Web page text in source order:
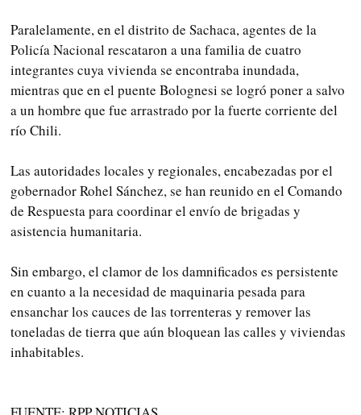
Paralelamente, en el distrito de Sachaca, agentes de la
Policía Nacional rescataron a una familia de cuatro
integrantes cuya vivienda se encontraba inundada,
mientras que en el puente Bolognesi se logró poner a salvo
a un hombre que fue arrastrado por la fuerte corriente del
río Chili.
Las autoridades locales y regionales, encabezadas por el
gobernador Rohel Sánchez, se han reunido en el Comando
de Respuesta para coordinar el envío de brigadas y
asistencia humanitaria.
Sin embargo, el clamor de los damnificados es persistente
en cuanto a la necesidad de maquinaria pesada para
ensanchar los cauces de las torrenteras y remover las
toneladas de tierra que aún bloquean las calles y viviendas
inhabitables.